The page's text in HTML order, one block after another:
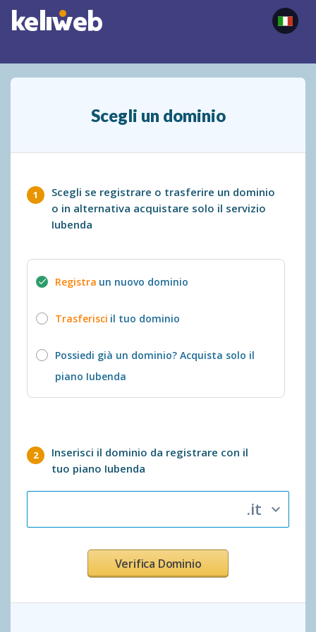
Scegli un dominio
Scegli se registrare o trasferire un dominio
o in alternativa acquistare solo il servizio
Iubenda
check Registra un nuovo dominio
Trasferisci il tuo dominio
Possiedi già un dominio? Acquista solo il
piano Iubenda
Inserisci il dominio da registrare con il
tuo piano Iubenda
expand_more
.it
Verifica Dominio